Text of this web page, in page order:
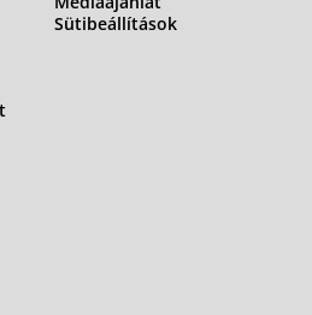
Sütibeállítások